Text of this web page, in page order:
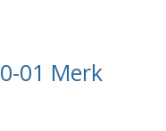
01 Merk